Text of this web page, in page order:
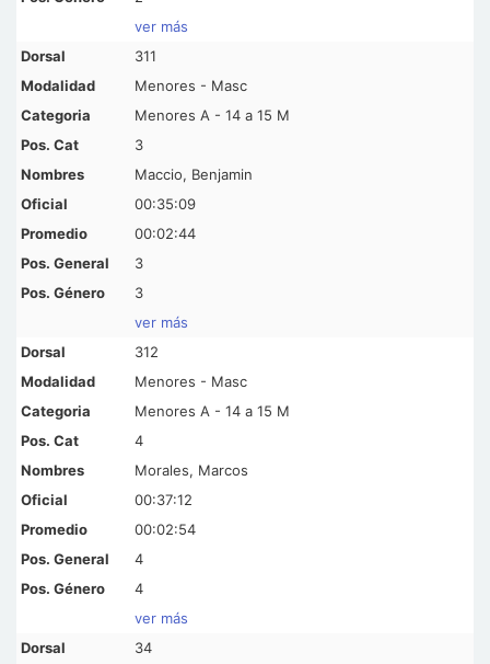
ver más
311
Menores - Masc
Menores A - 14 a 15 M
3
Maccio, Benjamin
00:35:09
00:02:44
3
3
ver más
312
Menores - Masc
Menores A - 14 a 15 M
4
Morales, Marcos
00:37:12
00:02:54
4
4
ver más
34